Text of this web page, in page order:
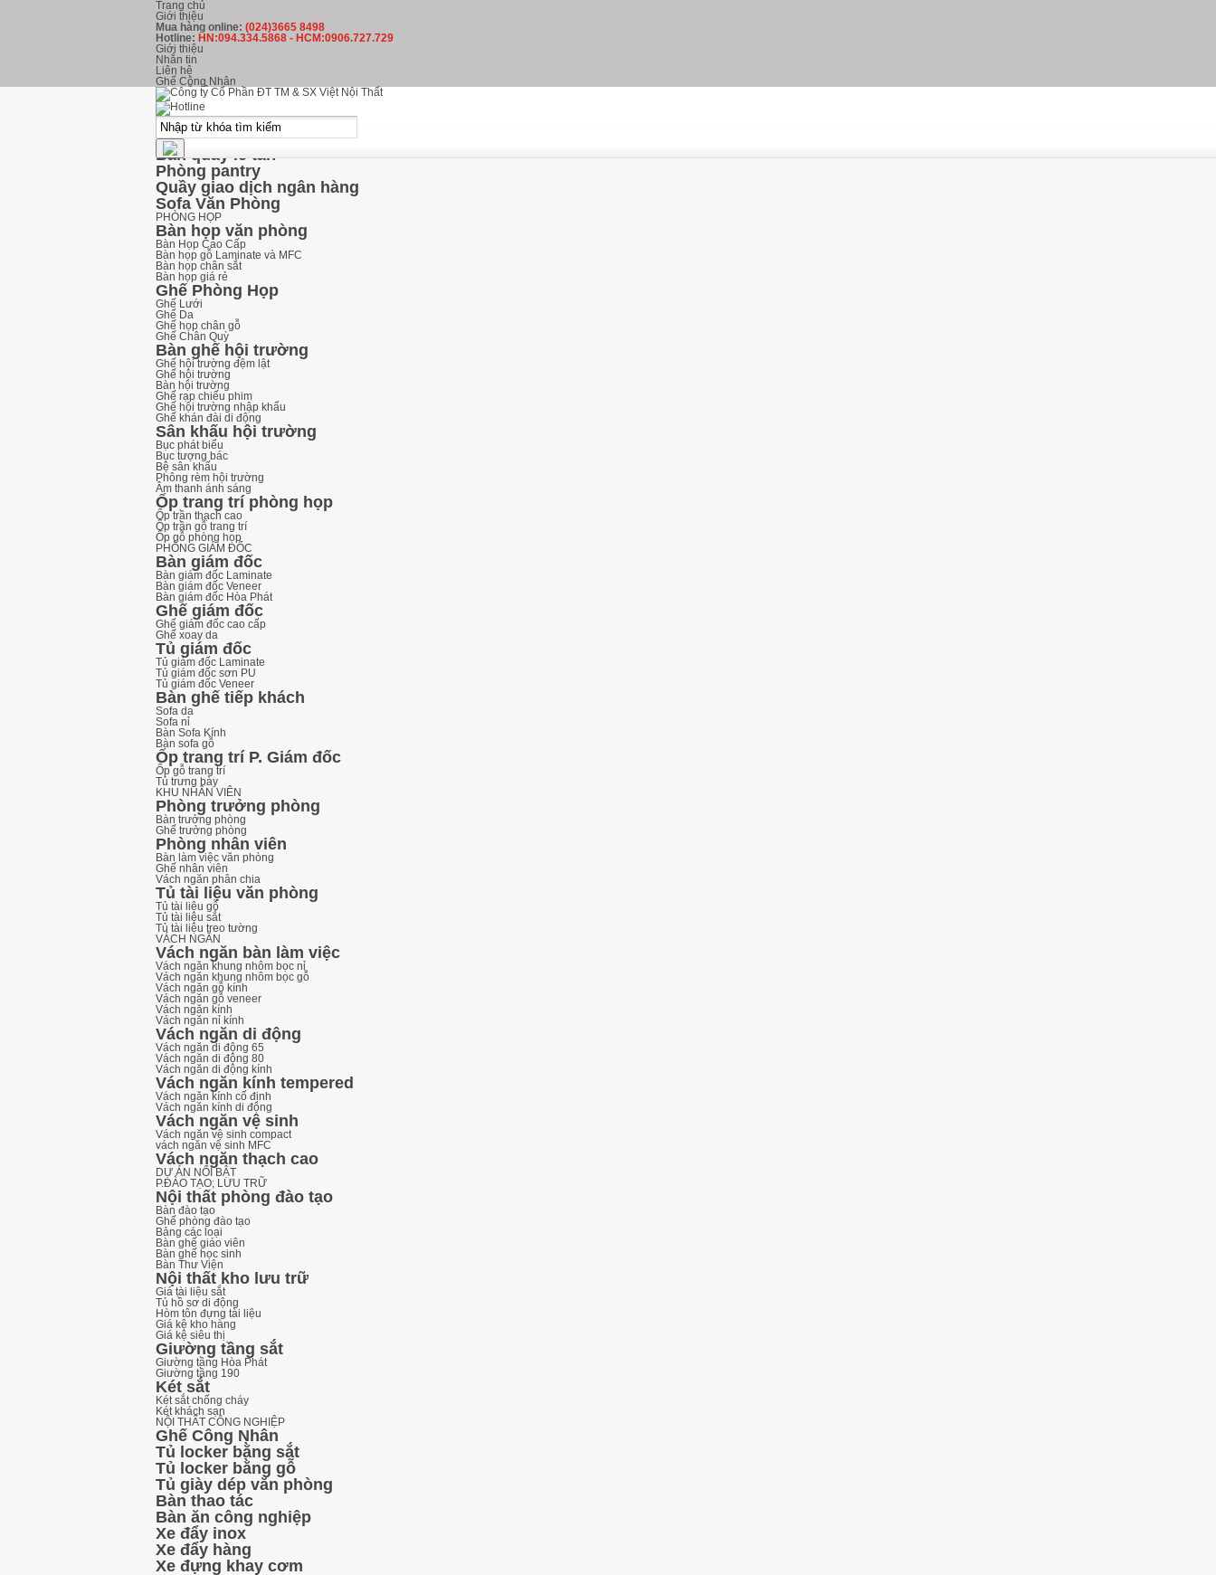
Trang chủ
Giới thiệu
Mua hàng online: (024)3665 8498
Hotline: HN:094.334.5868 - HCM:0906.727.729
Giới thiệu
Nhắn tin
Liên hệ
Ghế Công Nhân
kHU LỄ TÂN
Ghế Phòng Chờ
Ghế băng chờ inox
Ghế băng chờ nhựa
Ghế băng chờ Hòa Phát
Bàn quầy lễ tân
Phòng pantry
Quầy giao dịch ngân hàng
Sofa Văn Phòng
PHÒNG HỌP
Bàn họp văn phòng
Bàn Họp Cao Cấp
Bàn họp gỗ Laminate và MFC
Bàn họp chân sắt
Bàn họp giá rẻ
Ghế Phòng Họp
Ghế Lưới
Ghế Da
Ghế họp chân gỗ
Ghế Chân Quỳ
Bàn ghế hội trường
Ghế hội trường đệm lật
Ghế hội trường
Bàn hội trường
Ghế rạp chiếu phim
Ghế hội trường nhập khẩu
Ghế khán đài di động
Sân khấu hội trường
Bục phát biểu
Bục tượng bác
Bệ sân khấu
Phông rèm hội trường
Âm thanh ánh sáng
Ốp trang trí phòng họp
Ốp trần thạch cao
Ốp trần gỗ trang trí
Ốp gỗ phòng họp
PHÒNG GIÁM ĐỐC
Bàn giám đốc
Bàn giám đốc Laminate
Bàn giám đốc Veneer
Bàn giám đốc Hòa Phát
Ghế giám đốc
Ghế giám đốc cao cấp
Ghế xoay da
Tủ giám đốc
Tủ giám đốc Laminate
Tủ giám đốc sơn PU
Tủ giám đốc Veneer
Bàn ghế tiếp khách
Sofa da
Sofa nỉ
Bàn Sofa Kính
Bàn sofa gỗ
Ốp trang trí P. Giám đốc
Ốp gỗ trang trí
Tủ trưng bày
KHU NHÂN VIÊN
Phòng trưởng phòng
Bàn trưởng phòng
Ghế trưởng phòng
Phòng nhân viên
Bàn làm việc văn phòng
Ghế nhân viên
Vách ngăn phân chia
Tủ tài liệu văn phòng
Tủ tài liệu gỗ
Tủ tài liệu sắt
Tủ tài liệu treo tường
VÁCH NGĂN
Vách ngăn bàn làm việc
Vách ngăn khung nhôm bọc nỉ
Vách ngăn khung nhôm bọc gỗ
Vách ngăn gỗ kính
Vách ngăn gỗ veneer
Vách ngăn kính
Vách ngăn nỉ kính
Vách ngăn di động
Vách ngăn di động 65
Vách ngăn di động 80
Vách ngăn di động kính
Vách ngăn kính tempered
Vách ngăn kính cố định
Vách ngăn kính di động
Vách ngăn vệ sinh
Vách ngăn vệ sinh compact
vách ngăn vệ sinh MFC
Vách ngăn thạch cao
DỰ ÁN NỔI BẬT
P.ĐÀO TẠO; LƯU TRỮ
Nội thất phòng đào tạo
Bàn đào tạo
Ghế phòng đào tạo
Bảng các loại
Bàn ghế giáo viên
Bàn ghế học sinh
Bàn Thư Viện
Nội thất kho lưu trữ
Giá tài liệu sắt
Tủ hồ sơ di động
Hòm tôn đựng tài liệu
Giá kệ kho hàng
Giá kệ siêu thị
Giường tầng sắt
Giường tầng Hòa Phát
Giường tầng 190
Két sắt
Két sắt chống cháy
Két khách sạn
NỘI THẤT CÔNG NGHIỆP
Ghế Công Nhân
Tủ locker bằng sắt
Tủ locker bằng gỗ
Tủ giày dép văn phòng
Bàn thao tác
Bàn ăn công nghiệp
Xe đẩy inox
Xe đẩy hàng
Xe đựng khay cơm